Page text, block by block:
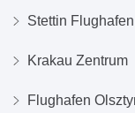
Stettin Flughafen
Krakau Zentrum
Flughafen